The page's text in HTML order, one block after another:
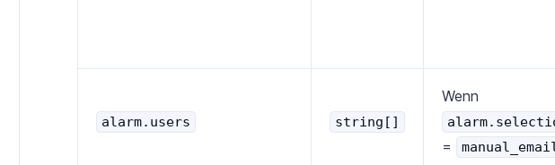
alarm.users string[]
Wenn
= manual_email